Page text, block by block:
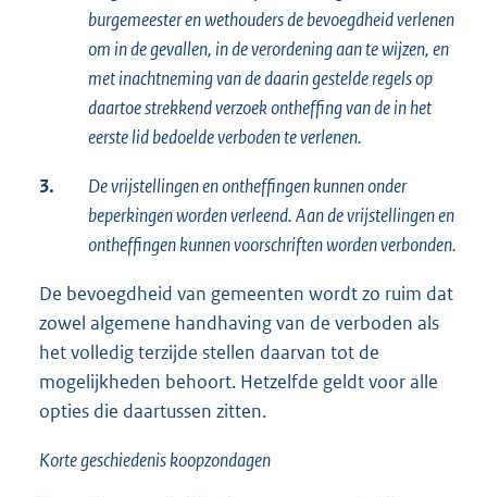
burgemeester en wethouders de bevoegdheid verlenen
om in de gevallen, in de verordening aan te wijzen, en
met inachtneming van de daarin gestelde regels op
daartoe strekkend verzoek ontheffing van de in het
eerste lid bedoelde verboden te verlenen.
3.
De vrijstellingen en ontheffingen kunnen onder
beperkingen worden verleend. Aan de vrijstellingen en
ontheffingen kunnen voorschriften worden verbonden.
De bevoegdheid van gemeenten wordt zo ruim dat
zowel algemene handhaving van de verboden als
het volledig terzijde stellen daarvan tot de
mogelijkheden behoort. Hetzelfde geldt voor alle
opties die daartussen zitten.
Korte geschiedenis koopzondagen